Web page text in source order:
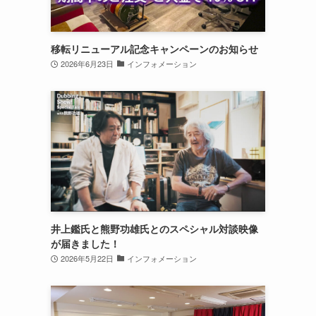
移転リニューアル記念キャンペーンのお知らせ
2026年6月23日 インフォメーション
井上鑑氏と熊野功雄氏とのスペシャル対談映像
が届きました！
2026年5月22日 インフォメーション